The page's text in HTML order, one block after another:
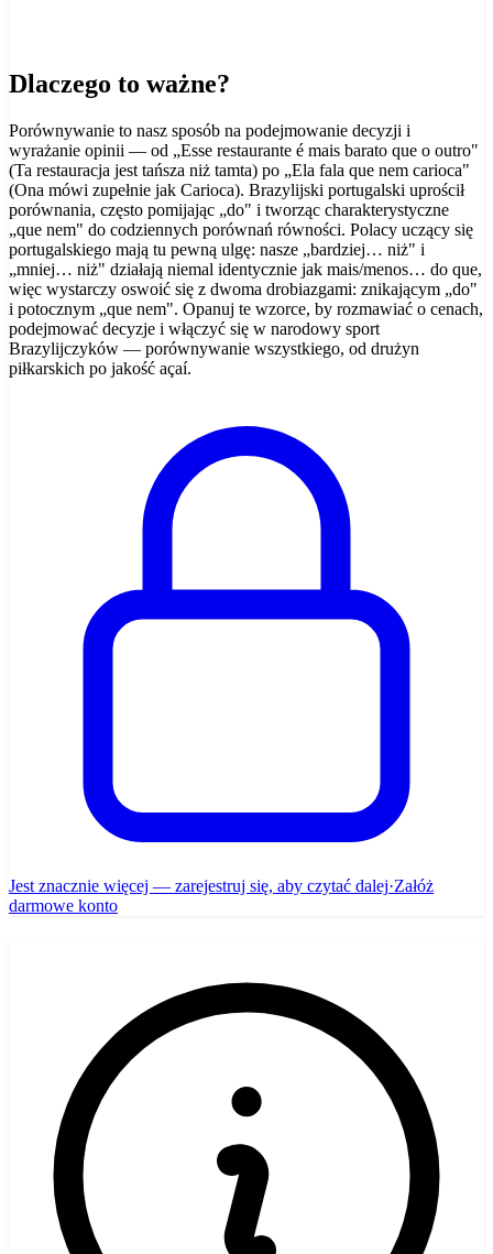
Dlaczego to ważne?
Porównywanie to nasz sposób na podejmowanie decyzji i
wyrażanie opinii — od „Esse restaurante é mais barato que o outro"
(Ta restauracja jest tańsza niż tamta) po „Ela fala que nem carioca"
(Ona mówi zupełnie jak Carioca). Brazylijski portugalski uprościł
porównania, często pomijając „do" i tworząc charakterystyczne
„que nem" do codziennych porównań równości. Polacy uczący się
portugalskiego mają tu pewną ulgę: nasze „bardziej… niż" i
„mniej… niż" działają niemal identycznie jak mais/menos… do que,
więc wystarczy oswoić się z dwoma drobiazgami: znikającym „do"
i potocznym „que nem". Opanuj te wzorce, by rozmawiać o cenach,
podejmować decyzje i włączyć się w narodowy sport
Brazylijczyków — porównywanie wszystkiego, od drużyn
piłkarskich po jakość açaí.
Jest znacznie więcej — zarejestruj się, aby czytać dalej·Załóż
darmowe konto